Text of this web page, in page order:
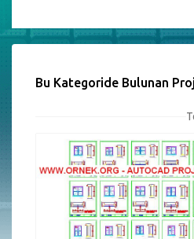
Bu Kategoride Bulunan